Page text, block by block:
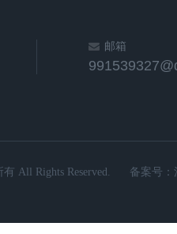
邮箱
All Rights Reserved. 备案号：